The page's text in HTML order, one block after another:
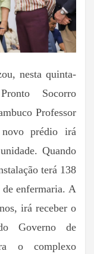
nesta quinta-
Socorro
Professor
prédio irá
Quando
terá 138
enfermaria. A
irá receber o
Governo de
o complexo